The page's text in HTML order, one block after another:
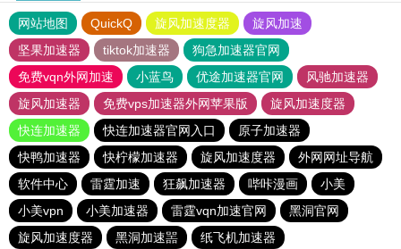
网站地图 QuickQ 旋风加速度器
旋风加速
坚果加速器
tiktok加速器
狗急加速器官网
免费vqn外网加速
小蓝鸟 优途加速器官网
风驰加速器
旋风加速器
免费vps加速器外网苹果版
旋风加速度器
快连加速器
快连加速器官网入口
原子加速器
快鸭加速器
快柠檬加速器 旋风加速度器
外网网址导航
软件中心
雷霆加速 狂飙加速器 哔咔漫画
小美
小美vpn
小美加速器 雷霆vqn加速官网
黑洞官网
旋风加速度器
黑洞加速噐
纸飞机加速器